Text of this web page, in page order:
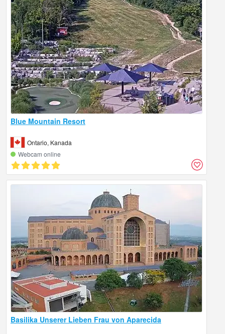
Blue Mountain Resort
Ontario, Kanada
Webcam online
Basilika Unserer Lieben Frau von Aparecida